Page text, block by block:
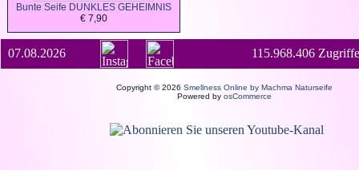
Bunte Seife DUNKLES GEHEIMNIS
€ 7,90
07.08.2026 115.968.406
Copyright © 2026 Smellness Online by Machma Naturseife
Powered by osCommerce